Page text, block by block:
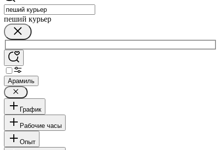
пеший курьер
Арамиль
График
Рабочие часы
Опыт